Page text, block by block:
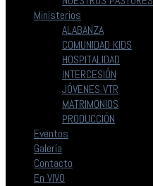
Ministerios
ALABANZA
COMUNIDAD KIDS
HOSPITALIDAD
INTERCESIÓN
JÓVENES VTR
MATRIMONIOS
PRODUCCIÓN
Eventos
Galería
Contacto
En VIVO